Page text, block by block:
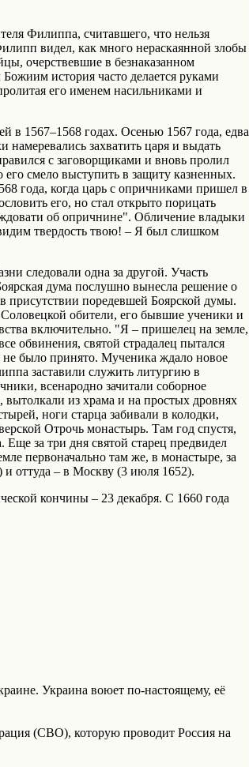
Филиппа, считавшего, что нельзя
видел, как много нераскаянной злобы
очерствевшие в безнаказанном
история часто делается руками
его именем насильниками и
в 1567–1568 годах. Осенью 1567 года, едва
захватить царя и выдать
с заговорщиками и вновь пролил
смело выступить в защиту казненных.
года, когда царь с опричниками пришел в
его, но стал открыто порицать
об опричнине". Обличение владыки
твердость твою! – Я был слишком
следовали одна за другой. Участь
дума послушно вынесла решение о
присутствии поредевшей Боярской думы.
обители, его бывшие ученики и
включительно. "Я – пришелец на земле,
обвинения, святой страдалец пытался
не было принято. Мученика ждало новое
заставили служить литургию в
всенародно зачитали соборное
вытолкали из храма и на простых дровнях
ноги старца забивали в колодки,
Отрочь монастырь. Там год спустя,
за три дня святой старец предвидел
первоначально там же, в монастыре, за
и оттуда – в Москву (3 июля 1652).
кончины – 23 декабря. С 1660 года
Украина воюет по-настоящему, её
(СВО), которую проводит Россия на